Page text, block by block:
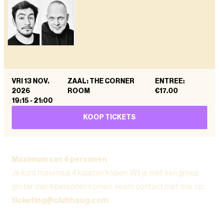
VRI 13 NOV.
2026
19:15 - 21:00
ZAAL: THE CORNER
ROOM
ENTREE:
€17.00
KOOP TICKETS
Maximum van 4 personen
Je kunt maximaal 4 kaarten kopen. Wil je met een groep
groter dan 4 personen komen, neem contact met ons op,
ticketing@clubhaug.com